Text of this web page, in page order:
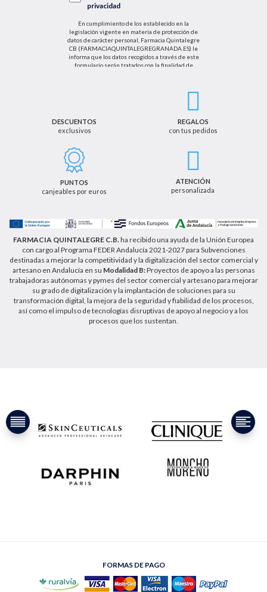
privacidad
En cumplimiento de los establecido en la
legislación vigente en materia de protección de
datos de carácter personal, Farmacia Quintalegre
CB (FARMACIAQUINTALEGREGRANADA.ES) le
informa que los datos recogidos a través de este
formulario serán tratados con la finalidad de
el tratamiento de sus datos personales se basará
cancelación u oposición, así como los derechos
adicionales que le asisten a través de la dirección
de email info@farmaciaquintalegregranada.es, así
como a través de los medios detallados en la
información adicional sobre nuestra política de
privacidad que puede consultar en la dirección web
DESCUENTOS
exclusivos
REGALOS
con tus pedidos
PUNTOS
canjeables por euros
ATENCIÓN
personalizada
FARMACIA QUINTALEGRE C.B.ha recibido una ayuda de la Unión Europea
con cargo al Programa FEDER Andalucía 2021-2027 para Subvenciones
destinadas a mejorar la competitividad y la digitalización del sector comercial y
artesano en Andalucía en su Modalidad B:Proyectos de apoyo a las personas
trabajadoras autónomas y pymes del sector comercial y artesano para mejorar
su grado de digitalización y la implantación de soluciones para su
transformación digital, la mejora de la seguridad y fiabilidad de los procesos,
así como el impulso de tecnologías disruptivas de apoyo al negocio y a los
procesos que los sustentan.
FORMAS DE PAGO